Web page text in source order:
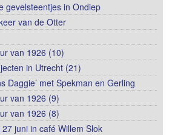
gevelsteentjes in Ondiep
van de Otter
van 1926 (10)
in Utrecht (21)
Daggie’ met Spekman en Gerling
van 1926 (9)
van 1926 (8)
juni in café Willem Slok